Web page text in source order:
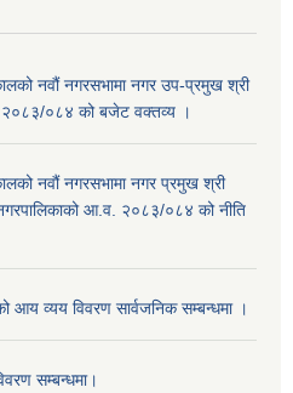
नवौं नगरसभामा नगर उप-प्रमुख श्री
२०८३/०८४ को बजेट वक्तव्य ।
नवौं नगरसभामा नगर प्रमुख श्री
नगरपालिकाको आ.व. २०८३/०८४ को नीति
व्यय विवरण सार्वजनिक सम्बन्धमा ।
सम्बन्धमा।